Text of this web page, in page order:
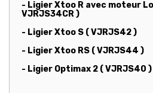
- Ligier Xtoo R avec moteur
VJRJS34CR )
- Ligier Xtoo S ( VJRJS42 )
- Ligier Xtoo RS ( VJRJS44 )
- Ligier Optimax 2 ( VJRJS40 )